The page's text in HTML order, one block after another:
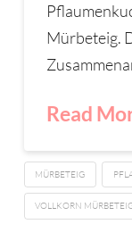
Mürbeteig.
Read
MÜRBETEIG
VOLLKORN